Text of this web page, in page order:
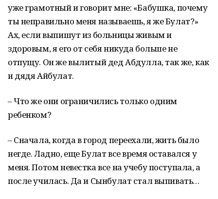
уже грамотный и говорит мне: «Бабушка, почему
ты неправильно меня называешь, я же Булат?»
Ах, если выпишут из больницы живым и
здоровым, я его от себя никуда больше не
отпущу. Он же вылитый дед Абдулла, так же, как
и дядя Айбулат.
– Что же они ограничились только одним
ребенком?
– Сначала, когда в город переехали, жить было
негде. Ладно, еще Булат все время оставался у
меня. Потом не­вестка все на учебу поступала, а
после училась. Да и Сынбулат стал выпивать…